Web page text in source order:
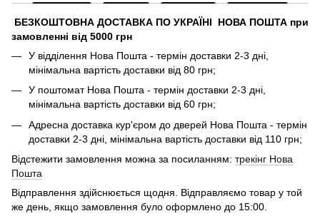
БЕЗКОШТОВНА ДОСТАВКА ПО УКРАЇНІ НОВА ПОШТА при
замовленні від 5000 грн
У відділення Нова Пошта - термін доставки 2-3 дні,
мінімальна вартість доставки від 80 грн;
У поштомат Нова Пошта - термін доставки 2-3 дні,
мінімальна вартість доставки від 60 грн;
Адресна доставка кур'єром до дверей Нова Пошта - термін
доставки 2-3 дні, мінімальна вартість доставки від 110 грн;
Відстежити замовлення можна за посиланням: трекінг Нова
Пошта
Відправлення здійснюється щодня. Відправляємо товар у той
же день, якщо замовлення було оформлено до 15:00.